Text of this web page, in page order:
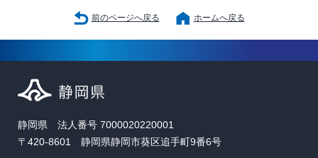
前のページへ戻る ホームへ戻る
静岡県 法人番号 7000020220001
〒420-8601 静岡県静岡市葵区追手町9番6号